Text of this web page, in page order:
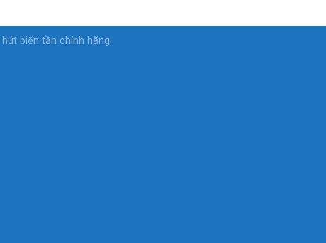
biến tần chính hãng